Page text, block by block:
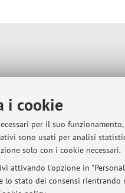
i cookie
per il suo
sono usati per analisi
solo con i cookie necessari.
attivando l'opzione in
lo stato dei consensi